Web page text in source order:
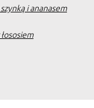
i ananasem